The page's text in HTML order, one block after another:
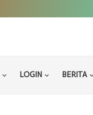
LOGIN BERITA